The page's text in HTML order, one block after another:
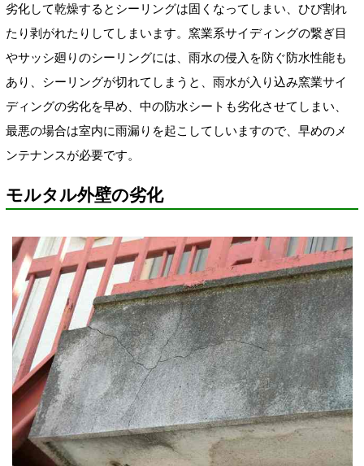
劣化して乾燥するとシーリングは固くなってしまい、ひび割れ
たり剥がれたりしてしまいます。窯業系サイディングの繋ぎ目
やサッシ廻りのシーリングには、雨水の侵入を防ぐ防水性能も
あり、シーリングが切れてしまうと、雨水が入り込み窯業サイ
ディングの劣化を早め、中の防水シートも劣化させてしまい、
最悪の場合は室内に雨漏りを起こしてしいますので、早めのメ
ンテナンスが必要です。
モルタル外壁の劣化